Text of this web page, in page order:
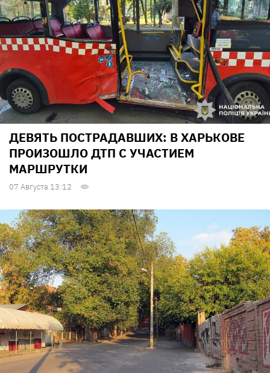
ДЕВЯТЬ ПОСТРАДАВШИХ: В ХАРЬКОВЕ
ПРОИЗОШЛО ДТП С УЧАСТИЕМ
МАРШРУТКИ
07 Августа 13:12